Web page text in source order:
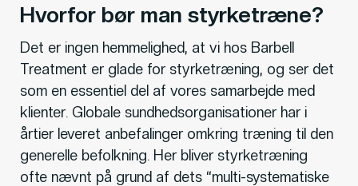
Hvorfor bør man styrketræne?
Det er ingen hemmelighed, at vi hos Barbell
Treatment er glade for styrketræning, og ser det
som en essentiel del af vores samarbejde med
klienter. Globale sundhedsorganisationer har i
årtier leveret anbefalinger omkring træning til den
generelle befolkning. Her bliver styrketræning
ofte nævnt på grund af dets “multi-systematiske